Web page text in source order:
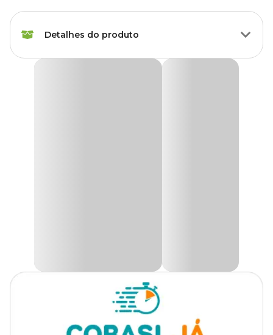
Marca
Detalhes do produto
farinha de camarão, levedura seca de cana de açúcar, fosfato
monocálcio, lecitina de soja, algas marinhas calcárias, glúten de
trigo, óleo de soja refinado, extrato de levedura, vitamina C,
etoquixin, ácido cítrico, beta caroteno, bixina, oleoresina de
páprica, corante artificial vermelho eritrosina.